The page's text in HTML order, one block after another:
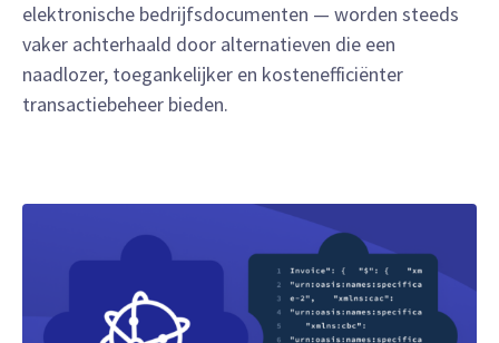
elektronische bedrijfsdocumenten — worden steeds
vaker achterhaald door alternatieven die een
naadlozer, toegankelijker en kostenefficiënter
transactiebeheer bieden.